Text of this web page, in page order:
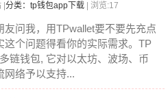
分类：tp钱包app下载 | 浏览:17
友问我，用TPwallet要不要先充点
这个问题得看你的实际需求。TP
链钱包, 它对以太坊、波场、币
网络予以支持...